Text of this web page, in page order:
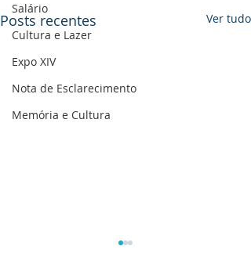
Salário
Cultura e Lazer
Expo XIV
Nota de Esclarecimento
Memória e Cultura
Posts recentes Ver tudo